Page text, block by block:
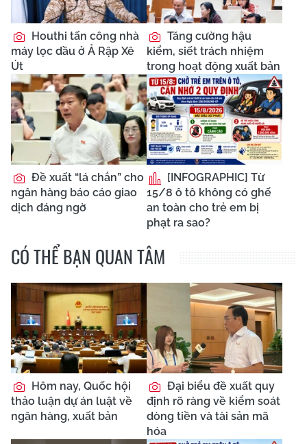
Houthi tấn công nhà
máy lọc dầu ở Ả Rập Xê
Út
Tăng cường hậu
kiểm, siết trách nhiệm
trong hoạt động xuất bản
Đề xuất “lá chắn” cho
ngân hàng báo cáo giao
dịch đáng ngờ
[INFOGRAPHIC] Từ
15/8 ô tô không có ghế
an toàn cho trẻ em bị
phạt ra sao?
CÓ THỂ BẠN QUAN TÂM
Hôm nay, Quốc hội
thảo luận dự án luật về
ngân hàng, xuất bản
Đại biểu đề xuất quy
định rõ ràng về kiểm soát
dòng tiền và tài sản mã
hóa